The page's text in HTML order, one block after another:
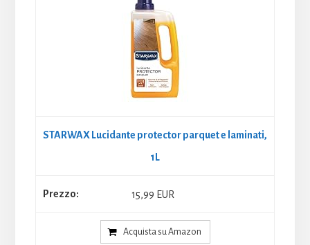
STARWAX Lucidante protector parquet e laminati,
1L
15,99 EUR
Acquista su Amazon